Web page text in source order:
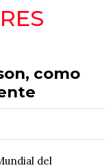
como
del